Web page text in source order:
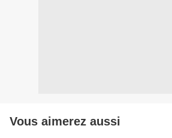
Vous aimerez aussi